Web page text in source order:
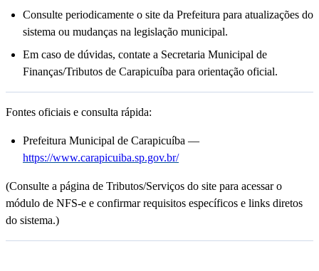
Consulte periodicamente o site da Prefeitura para atualizações do
sistema ou mudanças na legislação municipal.
Em caso de dúvidas, contate a Secretaria Municipal de
Finanças/Tributos de Carapicuíba para orientação oficial.
Fontes oficiais e consulta rápida:
Prefeitura Municipal de Carapicuíba —
https://www.carapicuiba.sp.gov.br/
(Consulte a página de Tributos/Serviços do site para acessar o
módulo de NFS-e e confirmar requisitos específicos e links diretos
do sistema.)